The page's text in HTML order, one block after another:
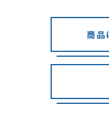
商品